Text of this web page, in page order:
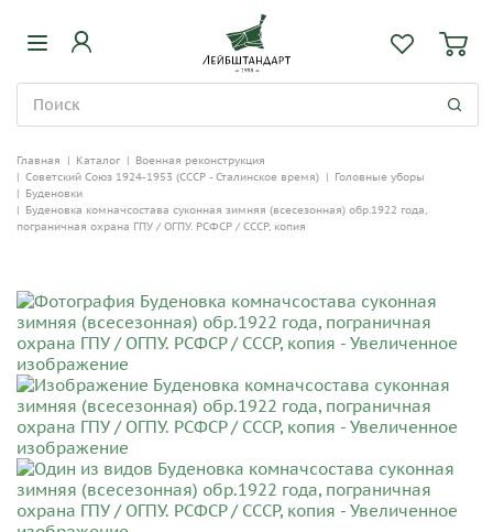
Главная | Каталог | Военная реконструкция
| Советский Союз 1924-1953 (СССР - Сталинское время) | Головные уборы
| Буденовки
| Буденовка комначсостава суконная зимняя (всесезонная) обр.1922 года,
пограничная охрана ГПУ / ОГПУ. РСФСР / СССР, копия